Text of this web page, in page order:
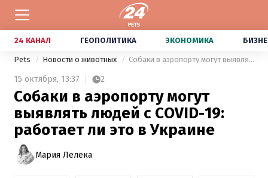
24 КАНАЛ ГЕОПОЛИТИКА ЭКОНОМИКА
Pets Новости о животных Собаки в аэропорту могут выявлять людей с COVID-19: работает ли это в Украине
15 октября, 13:37 2
Собаки в аэропорту могут
выявлять людей с COVID-19:
работает ли это в Украине
Мария Лелека